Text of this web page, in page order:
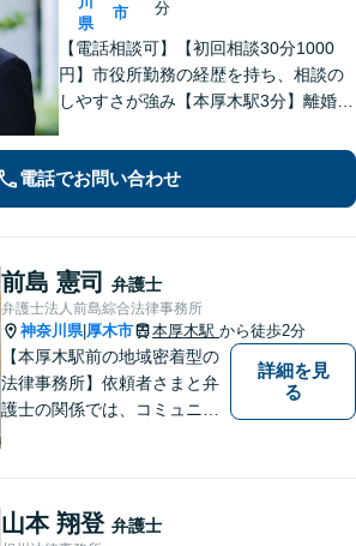
県
市
分
【電話相談可】【初回相談30分1000
円】市役所勤務の経歴を持ち、相談の
しやすさが強み【本厚木駅3分】離婚・
権回収など幅広く対応。面談の際に
は、傾聴と共感を大切にしています。
一人で抱え込まずにご連絡ください。
電話でお問い合わせ
前島 憲司 弁護士
弁護士法人前島綜合法律事務所
神奈川県| 厚木市 本厚木駅 から徒歩2分
【本厚木駅前の地域密着型の
法律事務所】依頼者さまと弁
護士の関係では、コミュニケ
B面談可】【本厚木駅1分】
詳細を見
る
山本 翔登 弁護士